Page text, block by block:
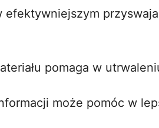
pomaga w
może pomóc w